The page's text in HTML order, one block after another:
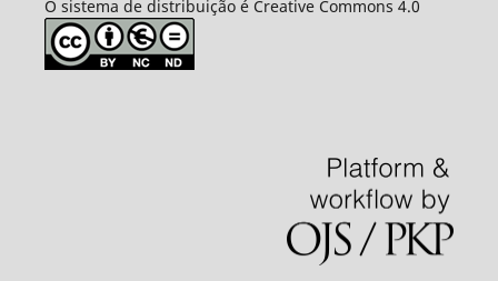
O sistema de distribuição é Creative Commons 4.0